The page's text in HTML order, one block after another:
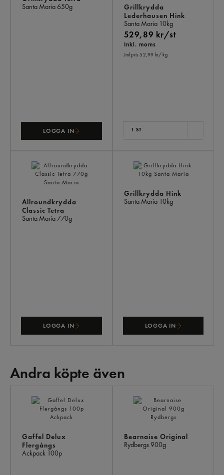
Santa Maria 650g
LOGGA IN
Grillkrydda
Lederhausen Hink
Santa Maria 10kg
529,89 kr/st
Inkl. moms
Jmf.pris 52,99 kr/ kg
1 ST
Allroundkrydda
Classic Tetra
Santa Maria 770g
LOGGA IN
Grillkrydda Hink
Santa Maria 10kg
LOGGA IN
Andra köpte även
Gaffel Delux
Flergångs
Ackpack 100p
Bearnaise Original
Rydbergs900g